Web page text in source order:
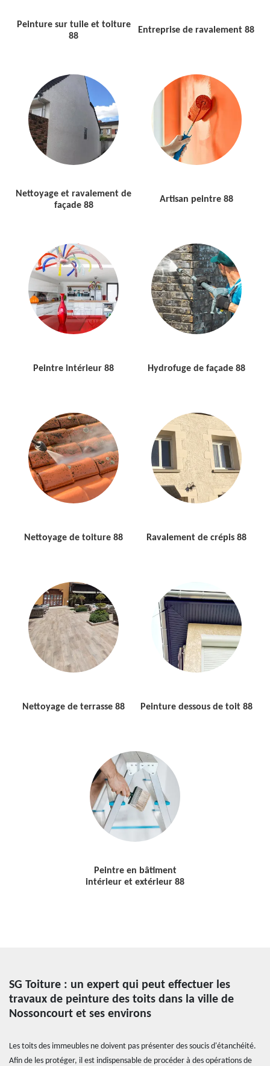
Peinture sur tuile et toiture
88
Entreprise de ravalement 88
Nettoyage et ravalement de
façade 88
Artisan peintre 88
Peintre intérieur 88 Hydrofuge de façade 88
Nettoyage de toiture 88 Ravalement de crépis 88
Nettoyage de terrasse 88 Peinture dessous de toit 88
Peintre en bâtiment
intérieur et extérieur 88
SG Toiture : un expert qui peut effectuer les
travaux de peinture des toits dans la ville de
Nossoncourt et ses environs
Les toits des immeubles ne doivent pas présenter des soucis d'étanchéité.
Afin de les protéger, il est indispensable de procéder à des opérations de